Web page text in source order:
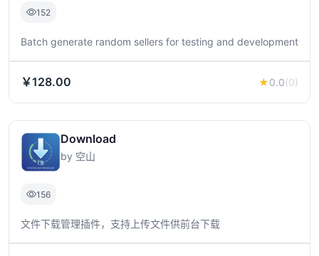
152
Batch generate random sellers for testing and development
￥128.00 ★0.0(0)
Download
by 空山
156
文件下载管理插件，支持上传文件供前台下载